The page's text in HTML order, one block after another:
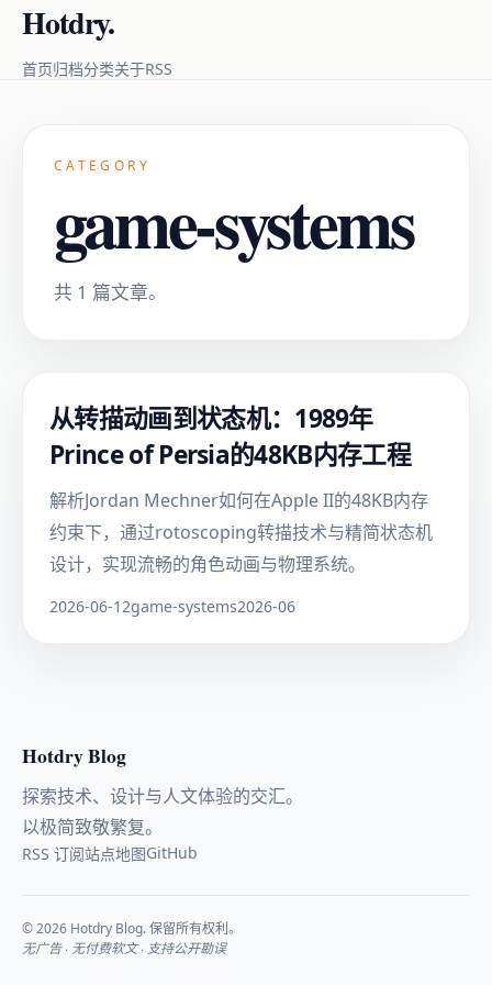
Hotdry.
首页归档分类关于RSS
CATEGORY
game-systems
共 1 篇文章。
从转描动画到状态机：1989年
Prince of Persia的48KB内存工程
解析Jordan Mechner如何在Apple II的48KB内存
约束下，通过rotoscoping转描技术与精简状态机
设计，实现流畅的角色动画与物理系统。
2026-06-12game-systems2026-06
Hotdry Blog
探索技术、设计与人文体验的交汇。
以极简致敬繁复。
RSS 订阅站点地图GitHub
© 2026 Hotdry Blog. 保留所有权利。
无广告 · 无付费软文 · 支持公开勘误